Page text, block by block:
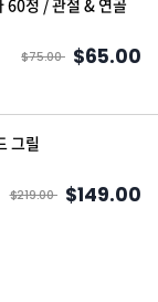
60정 / 관절 & 연골
$75.00 $65.00
그릴
$219.00 $149.00